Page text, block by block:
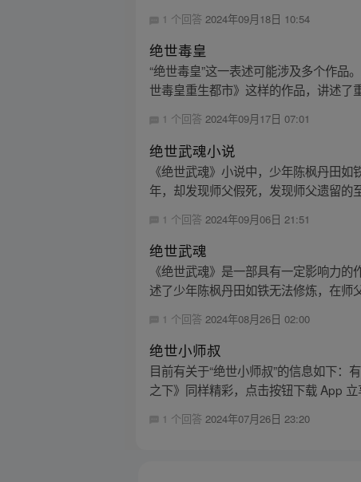
1 个回答2024年09月18日 10:54
绝世毒皇
“绝世毒皇”这一表述可能涉及多个作品
世毒皇重生都市》这样的作品，讲述了
1 个回答2024年09月17日 07:01
绝世武魂小说
《绝世武魂》小说中，少年陈枫丹田
年，却发现师父假死，发现师父遗留的
1 个回答 2024年09月06日 21:51
绝世武魂
《绝世武魂》是一部具有一定影响力
述了少年陈枫丹田如铁无法修炼，在师
1 个回答 2024年08月26日 02:00
绝世小师叔
目前有关于“绝世小师叔”的信息如下
之下》同样精彩，点击按钮下载 App 立
1 个回答2024年07月26日 23:20